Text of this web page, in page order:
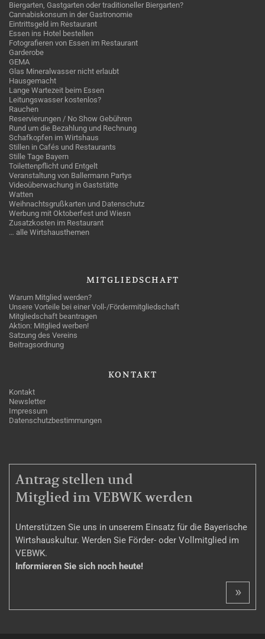
Biergarten, Gastgarten oder traditioneller Biergarten?
Cannabiskonsum in der Gastronomie
Eintrittsgeld im Restaurant
Essen ins Hotel bestellen
Fotografieren von Essen im Restaurant
Garderobe
GEMA
Glas Mineralwasser nicht erlaubt
Hausgemacht
Lange Wartezeit beim Essen
Leitungswasser kostenlos?
Rauchen
Reservierungen / No Show Gebühren
Rund um die Bezahlung und Rechnung
Schafkopfen im Wirtshaus
Stillen in Cafés und Restaurants
Stille Tage Bayern
Toilettenpflicht und Entgelt
Veranstaltung von Ballermann Partys
Videoüberwachung in Gaststätte
Watten
Weihnachtsgrußkarten und Datenschutz
Werbung mit Oktoberfest und Wiesn
Zusatzkosten im Restaurant
… alle Wirtshausthemen
MITGLIEDSCHAFT
Warum Mitglied werden?
Unsere Vorteile bei einer Voll-/Fördermitgliedschaft
Mitgliedschaft beantragen
Aktion: Mitglied werben!
Satzung des Vereins
Beitragsordnung
KONTAKT
Kontakt
Newsletter
Impressum
Datenschutzbestimmungen
MITGLIEDSCHAFT
Antrag stellen und
Mitglied im VEBWK werden
Unterstützen Sie uns in unserem Einsatz für die Bayerische
Wirtshauskultur. Werden Sie Förder- oder Vollmitglied im
VEBWK.
Informieren Sie sich noch heute!
»